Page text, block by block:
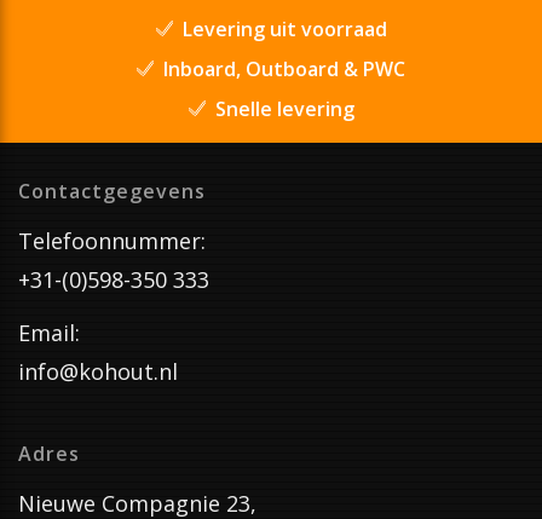
Levering uit voorraad
Inboard, Outboard & PWC
Snelle levering
Contactgegevens
Telefoonnummer:
+31-(0)598-350 333
Email:
info@kohout.nl
Adres
Nieuwe Compagnie 23,